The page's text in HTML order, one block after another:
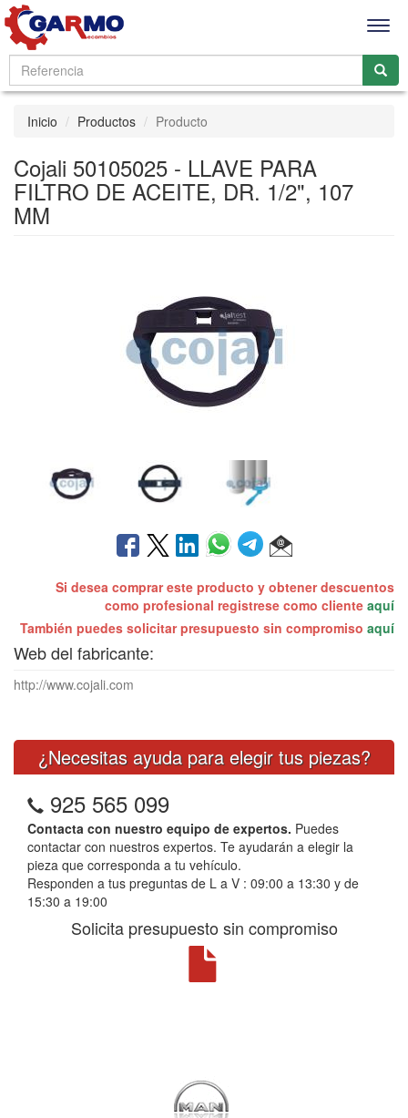
Inicio Productos Producto
Cojali 50105025 - LLAVE PARA
FILTRO DE ACEITE, DR. 1/2", 107
MM
Si desea comprar este producto y obtener descuentos
como profesional registrese como cliente aquí
También puedes solicitar presupuesto sin compromiso aquí
Web del fabricante:
http://www.cojali.com
¿Necesitas ayuda para elegir tus piezas?
925 565 099
Contacta con nuestro equipo de expertos. Puedes
contactar con nuestros expertos. Te ayudarán a elegir la
pieza que corresponda a tu vehículo.
Responden a tus preguntas de L a V : 09:00 a 13:30 y de
15:30 a 19:00
Solicita presupuesto sin compromiso